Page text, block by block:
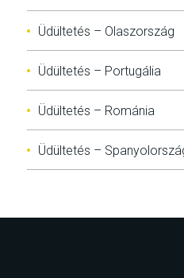
Üdültetés – Olaszország
Üdültetés – Portugália
Üdültetés – Románia
Üdültetés –